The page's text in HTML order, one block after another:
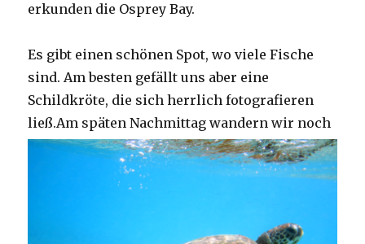
erkunden die Osprey Bay.
Es gibt einen schönen Spot, wo viele Fische
sind. Am besten gefällt uns aber eine
Schildkröte, die sich herrlich fotografieren
ließ.Am späten Nachmittag wandern wir noch